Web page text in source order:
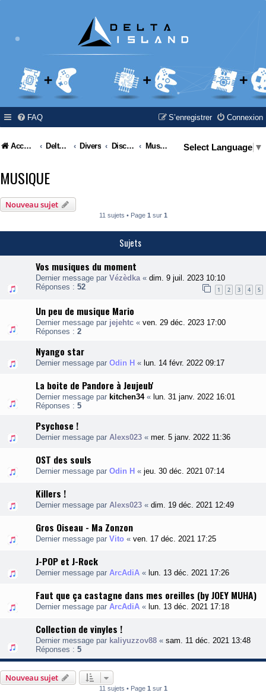
FAQ Connexion
S’enregistrer
Accueil Delta Island Divers Discussions générales Musique Select Language ▼
MUSIQUE
Nouveau sujet
11 sujets • Page 1 sur 1
Sujets
Vos musiques du moment
Dernier message par Vézèdka« dim. 9 juil. 2023 10:10
Réponses : 52 1 2 3 4 5
Un peu de musique Mario
Dernier message par jejehtc « ven. 29 déc. 2023 17:00
Réponses : 2
Nyango star
Dernier message par Odin H « lun. 14 févr. 2022 09:17
La boite de Pandore à Jeujeub'
Dernier message par kitchen34« lun. 31 janv. 2022 16:01
Réponses : 5
Psychose !
Dernier message par Alexs023 « mer. 5 janv. 2022 11:36
OST des souls
Dernier message par Odin H « jeu. 30 déc. 2021 07:14
Killers !
Dernier message par Alexs023 « dim. 19 déc. 2021 12:49
Gros Oiseau - Ma Zonzon
Dernier message par Vito « ven. 17 déc. 2021 17:25
J-POP et J-Rock
Dernier message par ArcAdiA « lun. 13 déc. 2021 17:26
Faut que ça castagne dans mes oreilles (by JOEY MUHA)
Dernier message par ArcAdiA « lun. 13 déc. 2021 17:18
Collection de vinyles !
Dernier message par kaliyuzzov88 « sam. 11 déc. 2021 13:48
Réponses : 5
Nouveau sujet
11 sujets • Page 1 sur 1